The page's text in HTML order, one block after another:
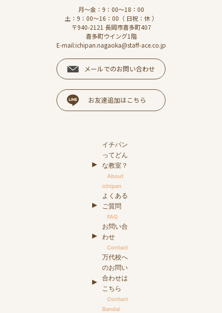
月～金：9：00～18：00
土：9：00～16：00（ 日祝：休 ）
〒940-2121 長岡市喜多町407
喜多町ウイング1階
E-mail:ichipan.nagaoka@staff-ace.co.jp
メールでのお問い合わせ
お友達追加はこちら
イチパン
ってどん
な教室？
About
ichipan
よくある
ご質問
FAQ
お問い合
わせ
Contact
万代校へ
のお問い
合わせは
こちら
Contact
Bandai